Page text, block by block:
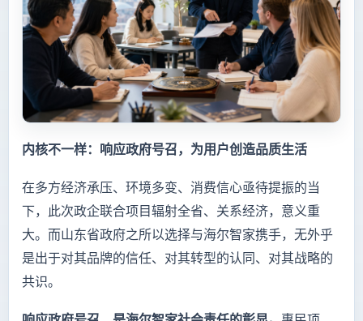
内核不一样：响应政府号召，为用户创造品质生活
在多方经济承压、环境多变、消费信心亟待提振的当
下，此次政企联合项目辐射全省、关系经济，意义重
大。而山东省政府之所以选择与海尔智家携手，无外乎
是出于对其品牌的信任、对其转型的认同、对其战略的
共识。